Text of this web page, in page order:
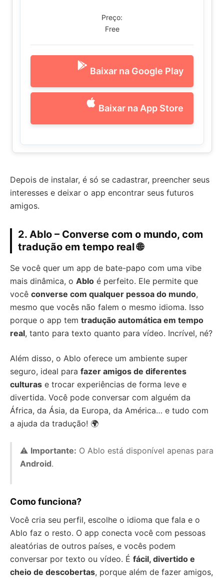
Preço:
Free
Baixar na Google Play
Baixar na App Store
Depois de instalar, é só se cadastrar, preencher seus
interesses e deixar o app encontrar seus futuros
amigos.
2. Ablo – Converse com o mundo, com
tradução em tempo real 🌐
Se você quer um app de bate-papo com uma vibe
mais dinâmica, o Ablo é perfeito. Ele permite que
você converse com qualquer pessoa do mundo,
mesmo que vocês não falem o mesmo idioma. Isso
porque o app tem tradução automática em tempo
real, tanto para texto quanto para vídeo. Incrível, né?
Além disso, o Ablo oferece um ambiente super
seguro, ideal para fazer amigos de diferentes
culturas e trocar experiências de forma leve e
divertida. Você pode conversar com alguém da
África, da Ásia, da Europa, da América… e tudo com
a ajuda da tradução! 🌍
⚠️ Importante: O Ablo está disponível apenas para
Android.
Como funciona?
Você cria seu perfil, escolhe o idioma que fala e o
Ablo faz o resto. O app conecta você com pessoas
aleatórias de outros países, e vocês podem
conversar por texto ou vídeo. É fácil, divertido e
cheio de descobertas, porque além de fazer amigos,